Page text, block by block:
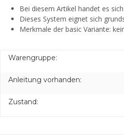
Bei diesem Artikel handet es
Dieses System eignet sich
Merkmale der basic Variante:
Warengruppe:
Anleitung vorhanden:
Zustand: